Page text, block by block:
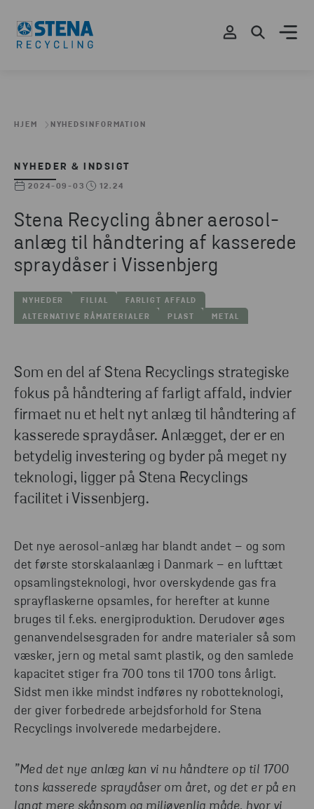
HJEM NYHEDSINFORMATION
NYHEDER & INDSIGT
2024-09-03 12.24
Stena Recycling åbner aerosol-
anlæg til håndtering af kasserede
spraydåser i Vissenbjerg
NYHEDER FILIAL FARLIGT AFFALD
ALTERNATIVE RÅMATERIALER PLAST METAL
Som en del af Stena Recyclings strategiske
fokus på håndtering af farligt affald, indvier
firmaet nu et helt nyt anlæg til håndtering af
kasserede spraydåser. Anlægget, der er en
betydelig investering og byder på meget ny
teknologi, ligger på Stena Recyclings
facilitet i Vissenbjerg.
Det nye aerosol-anlæg har blandt andet – og som
det første storskalaanlæg i Danmark – en lufttæt
opsamlingsteknologi, hvor overskydende gas fra
sprayflaskerne opsamles, for herefter at kunne
bruges til f.eks. energiproduktion. Derudover øges
genanvendelsesgraden for andre materialer så som
væsker, jern og metal samt plastik, og den samlede
kapacitet stiger fra 700 tons til 1700 tons årligt.
Sidst men ikke mindst indføres ny robotteknologi,
der giver forbedrede arbejdsforhold for Stena
Recyclings involverede medarbejdere.
”Med det nye anlæg kan vi nu håndtere op til 1700
tons kasserede spraydåser om året, og det er på en